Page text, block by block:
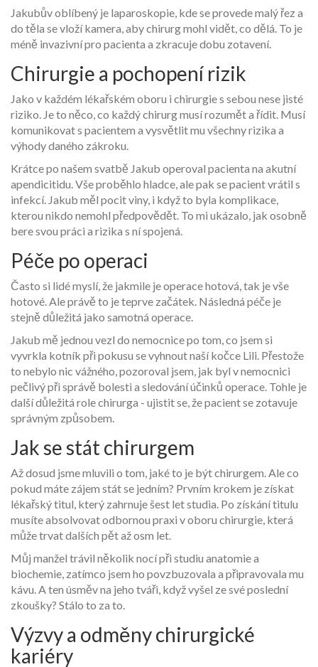
Jakubův oblíbený je laparoskopie, kde se provede malý řez a
do těla se vloží kamera, aby chirurg mohl vidět, co dělá. To je
méně invazivní pro pacienta a zkracuje dobu zotavení.
Chirurgie a pochopení rizik
Jako v každém lékařském oboru i chirurgie s sebou nese jisté
riziko. Je to něco, co každý chirurg musí rozumět a řídit. Musí
komunikovat s pacientem a vysvětlit mu všechny rizika a
výhody daného zákroku.
Krátce po našem svatbě Jakub operoval pacienta na akutní
apendicitidu. Vše proběhlo hladce, ale pak se pacient vrátil s
infekcí. Jakub měl pocit viny, i když to byla komplikace,
kterou nikdo nemohl předpovědět. To mi ukázalo, jak osobně
bere svou práci a rizika s ní spojená.
Péče po operaci
Často si lidé myslí, že jakmile je operace hotová, tak je vše
hotové. Ale právě to je teprve začátek. Následná péče je
stejně důležitá jako samotná operace.
Jakub mě jednou vezl do nemocnice po tom, co jsem si
vyvrkla kotník při pokusu se vyhnout naší kočce Lili. Přestože
to nebylo nic vážného, pozoroval jsem, jak byl v nemocnici
pečlivý při správě bolesti a sledování účinků operace. Tohle je
další důležitá role chirurga - ujistit se, že pacient se zotavuje
správným způsobem.
Jak se stát chirurgem
Až dosud jsme mluvili o tom, jaké to je být chirurgem. Ale co
pokud máte zájem stát se jedním? Prvním krokem je získat
lékařský titul, který zahrnuje šest let studia. Po získání titulu
musíte absolvovat odbornou praxi v oboru chirurgie, která
může trvat dalších pět až osm let.
Můj manžel trávil několik nocí při studiu anatomie a
biochemie, zatímco jsem ho povzbuzovala a připravovala mu
kávu. A ten úsměv na jeho tváři, když vyšel ze své poslední
zkoušky? Stálo to za to.
Výzvy a odměny chirurgické
kariéry